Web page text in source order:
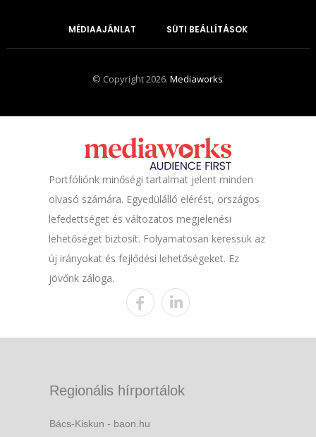
MÉDIAAJÁNLAT SÜTI BEÁLLÍTÁSOK
© Copyright 2026.Mediaworks
Portfóliónk minőségi tartalmat jelent minden
olvasó számára. Egyedülálló elérést, országos
lefedettséget és változatos megjelenési
lehetőséget biztosít. Folyamatosan keressük az
új irányokat és fejlődési lehetőségeket. Ez
jövőnk záloga.
Regionális hírportálok
Bács-Kiskun - baon.hu